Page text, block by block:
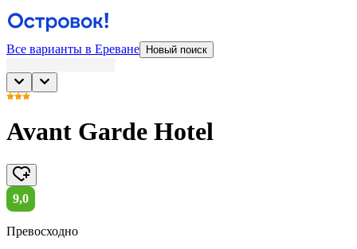
Все варианты в Ереване Новый поиск
Avant Garde Hotel
9,0
Превосходно